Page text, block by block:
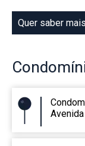
Quer saber